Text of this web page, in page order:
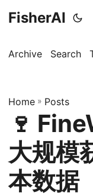
FisherAI
Archive Search
Home » Posts
🍷
大规模
本数据